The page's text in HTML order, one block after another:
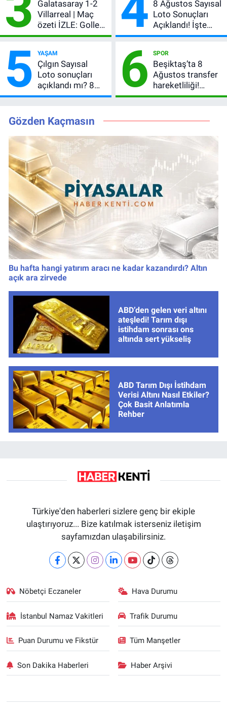
Galatasaray 1-2
Villarreal | Maç
özeti İZLE: Goller
peş peşe geldi,
kırmızı kart gördü!
8 Ağustos Sayısal
Loto Sonuçları
Açıklandı! İşte
Kazandıran 6
5 YAŞAM
Çılgın Sayısal
Loto sonuçları
açıklandı mı? 8
Ağustos 2026
numaralar
6 SPOR
Beşiktaş’ta 8
Ağustos transfer
hareketliliği!
Yönetim 5 bölge
Gözden Kaçmasın
Bu hafta hangi yatırım aracı ne kadar kazandırdı? Altın
açık ara zirvede
ABD’den gelen veri altını
ateşledi! Tarım dışı
istihdam sonrası ons
altında sert yükseliş
ABD Tarım Dışı İstihdam
Verisi Altını Nasıl Etkiler?
Çok Basit Anlatımla
Rehber
Türkiye'den haberleri sizlere genç bir ekiple
ulaştırıyoruz... Bize katılmak isterseniz iletişim
sayfamızdan ulaşabilirsiniz.
Nöbetçi Eczaneler Hava Durumu
İstanbul Namaz Vakitleri Trafik Durumu
Puan Durumu ve Fikstür Tüm Manşetler
Son Dakika Haberleri Haber Arşivi